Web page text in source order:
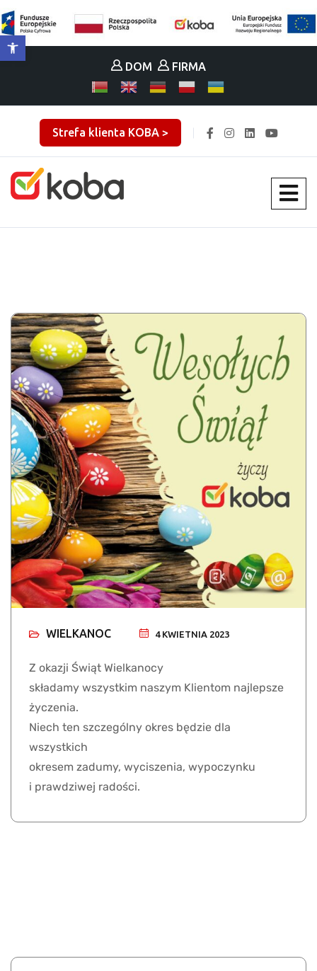
DOM FIRMA
Strefa klienta KOBA >
WIELKANOC 4 KWIETNIA 2023
Z okazji Świąt Wielkanocy
składamy wszystkim naszym Klientom najlepsze
życzenia.
Niech ten szczególny okres będzie dla
wszystkich
okresem zadumy, wyciszenia, wypoczynku
i prawdziwej radości.
Otwórz pasek narzędzi